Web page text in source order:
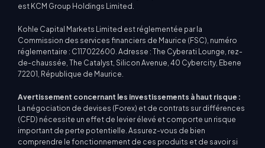
est KCM Group Holdings Limited.
Kohle Capital Markets Limited est réglementée par la
Commission des services financiers de Maurice (FSC), numéro
réglementaire : C117022600. Adresse : The Cyberati Lounge, rez-
de-chaussée, The Catalyst, Silicon Avenue, 40 Cybercity, Ebene
72201, République de Maurice.
Avertissement concernant les investissements à haut risque :
La négociation de devises (Forex) et de contrats sur différences
(CFD) nécessite un effet de levier élevé et comporte un risque
important de perte potentielle. Assurez-vous de bien
comprendre le fonctionnement de ces produits et de savoir si